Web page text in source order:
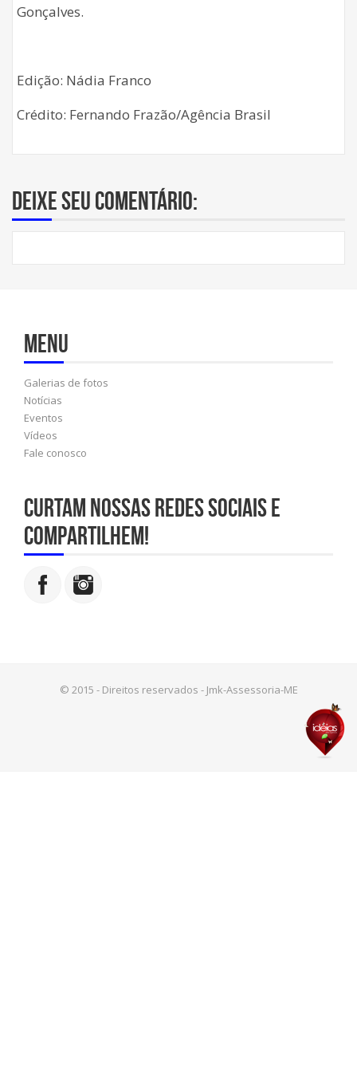
Gonçalves.
Edição: Nádia Franco
Crédito: Fernando Frazão/Agência Brasil
Deixe seu comentário:
Menu
Galerias de fotos
Notícias
Eventos
Vídeos
Fale conosco
Curtam nossas redes sociais e
compartilhem!
© 2015 - Direitos reservados - Jmk-Assessoria-ME